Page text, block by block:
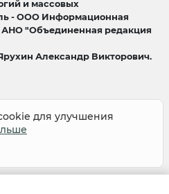
и массовых
- ООО Информационная
"Объединенная редакция
Александр Викторович.
для улучшения